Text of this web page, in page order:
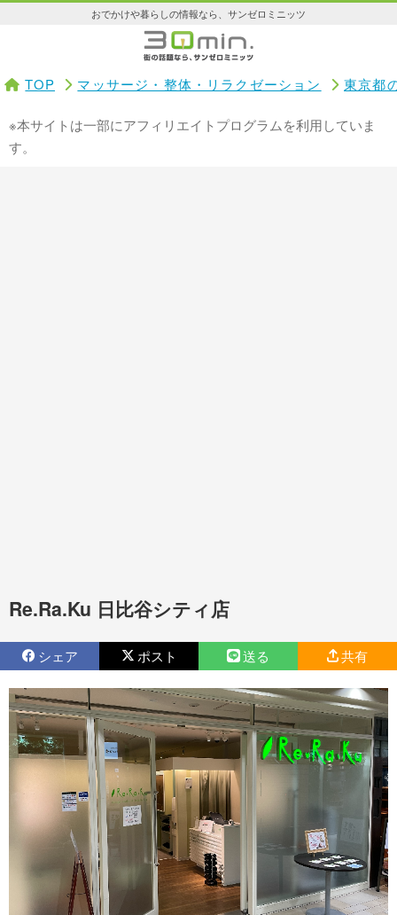
おでかけや暮らしの情報なら、サンゼロミニッツ
TOP マッサージ・整体・リラクゼーション 東京都
※本サイトは一部にアフィリエイトプログラムを利用していま
す。
Re.Ra.Ku 日比谷シティ店
シェア ポスト 送る 共有